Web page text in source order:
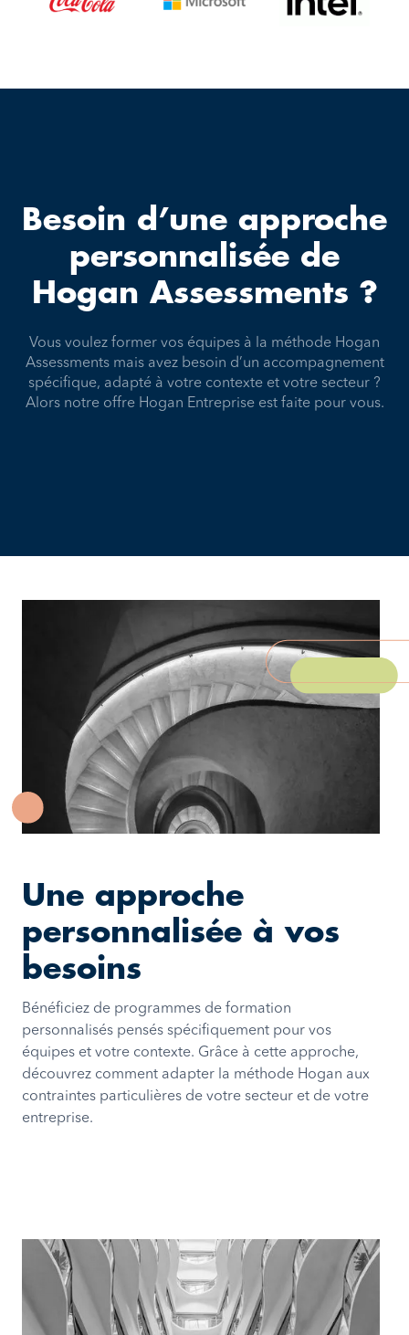
Besoin d’une approche
personnalisée de
Hogan Assessments ?
Vous voulez former vos équipes à la méthode Hogan
Assessments mais avez besoin d’un accompagnement
spécifique, adapté à votre contexte et votre secteur ?
Alors notre offre Hogan Entreprise est faite pour vous.
Une approche
personnalisée à vos
besoins
Bénéficiez de programmes de formation
personnalisés pensés spécifiquement pour vos
équipes et votre contexte. Grâce à cette approche,
découvrez comment adapter la méthode Hogan aux
contraintes particulières de votre secteur et de votre
entreprise.